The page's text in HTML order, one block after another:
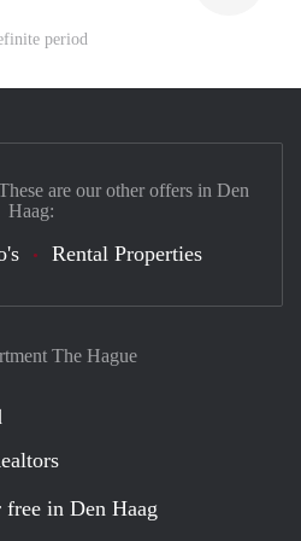
period
The Hague
in Den Haag
are our other offers in Den
Haag:
Rental Properties